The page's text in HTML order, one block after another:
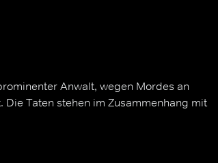
Anwalt, wegen Mordes an
Taten stehen im Zusammenhang mit